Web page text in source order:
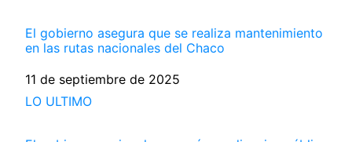
El gobierno asegura que se realiza mantenimiento
en las rutas nacionales del Chaco
Fecha
11 de septiembre de 2025
Respecto a
LO ULTIMO